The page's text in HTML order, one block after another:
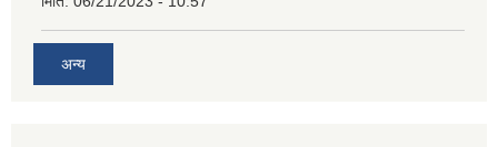
अन्य